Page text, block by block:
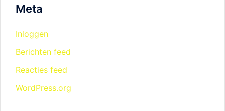
Meta
Inloggen
Berichten feed
Reacties feed
WordPress.org